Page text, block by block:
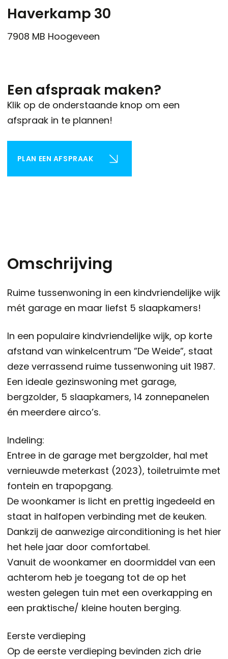
Haverkamp 30
7908 MB Hoogeveen
Een afspraak maken?
Klik op de onderstaande knop om een
afspraak in te plannen!
PLAN EEN AFSPRAAK
Omschrijving
Ruime tussenwoning in een kindvriendelijke wijk
mét garage en maar liefst 5 slaapkamers!
In een populaire kindvriendelijke wijk, op korte
afstand van winkelcentrum ”De Weide”, staat
deze verrassend ruime tussenwoning uit 1987.
Een ideale gezinswoning met garage,
bergzolder, 5 slaapkamers, 14 zonnepanelen
én meerdere airco’s.
Indeling:
Entree in de garage met bergzolder, hal met
vernieuwde meterkast (2023), toiletruimte met
fontein en trapopgang.
De woonkamer is licht en prettig ingedeeld en
staat in halfopen verbinding met de keuken.
Dankzij de aanwezige airconditioning is het hier
het hele jaar door comfortabel.
Vanuit de woonkamer en doormiddel van een
achterom heb je toegang tot de op het
westen gelegen tuin met een overkapping en
een praktische/ kleine houten berging.
Eerste verdieping
Op de eerste verdieping bevinden zich drie